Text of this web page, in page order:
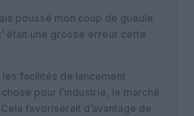
poussé mon coup de gueule
était une grosse erreur cette
les facilités de lancement
pour l’industrie, le marché
favoriserait d’avantage de